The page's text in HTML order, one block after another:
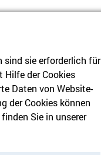
sind sie erforderlich für
Hilfe der Cookies
Daten von Website-
der Cookies können
Sie in unserer